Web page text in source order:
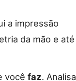
a impressão
da mão e até
você faz. Analisa